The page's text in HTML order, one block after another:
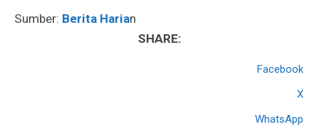
Sumber: Berita Harian
SHARE:
Facebook
X
WhatsApp